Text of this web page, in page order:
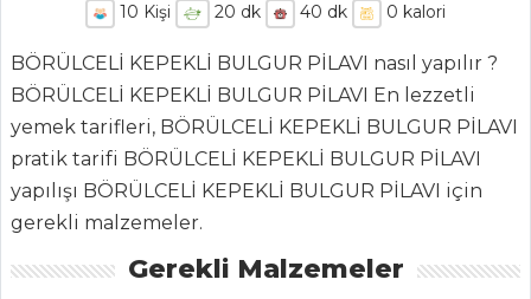
BLOG
Medya
Aktüel
Chefs
10 Kişi 20 dk 40 dk 0 kalori
BÖRÜLCELİ KEPEKLİ BULGUR PİLAVI nasıl yapılır ?
BÖRÜLCELİ KEPEKLİ BULGUR PİLAVI En lezzetli
yemek tarifleri, BÖRÜLCELİ KEPEKLİ BULGUR PİLAVI
pratik tarifi BÖRÜLCELİ KEPEKLİ BULGUR PİLAVI
yapılışı BÖRÜLCELİ KEPEKLİ BULGUR PİLAVI için
gerekli malzemeler.
Gerekli Malzemeler